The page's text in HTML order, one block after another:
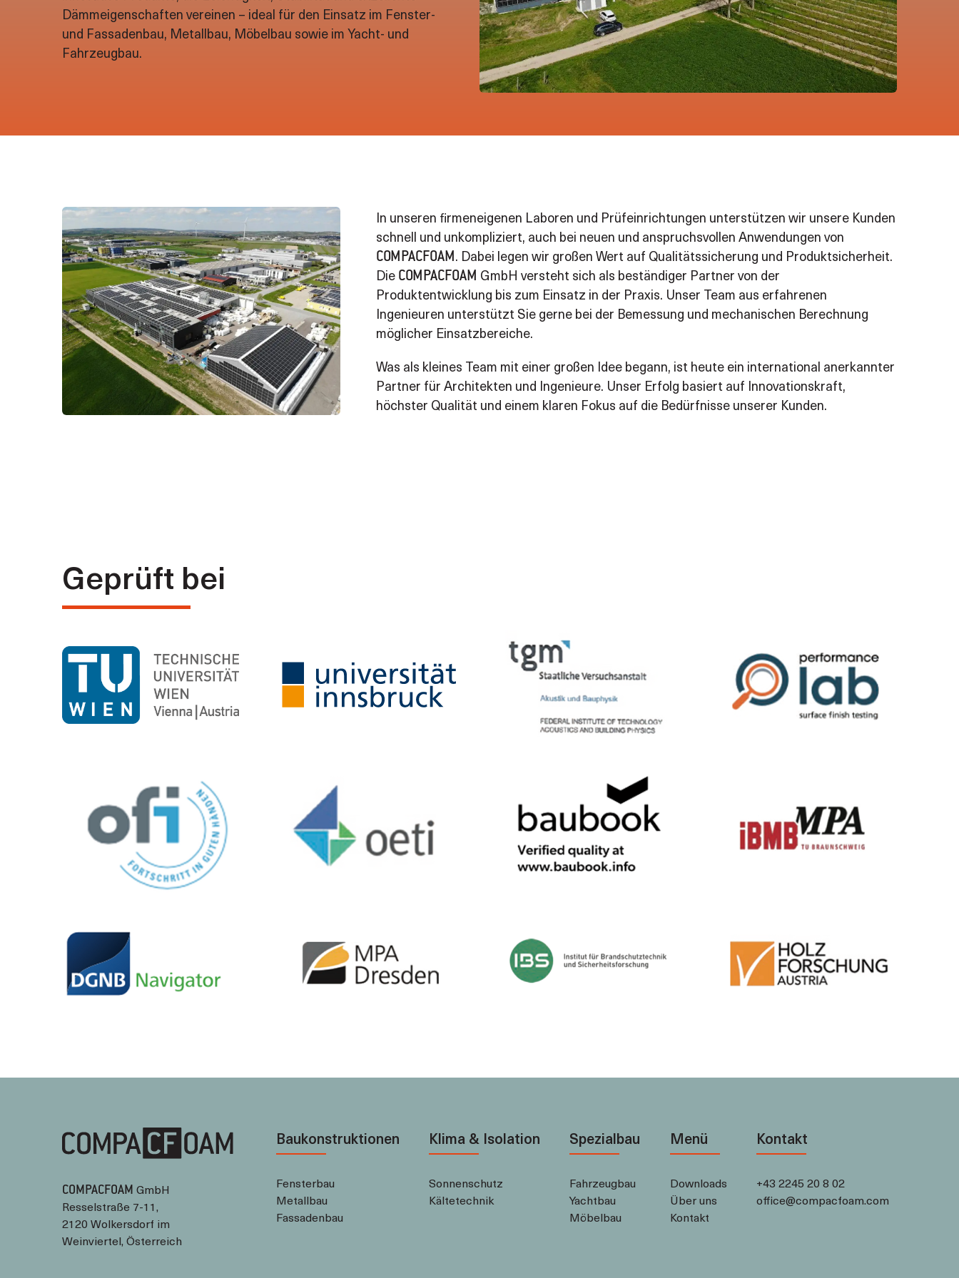
Möbelbau
Dämmeigenschaften vereinen – ideal für den Einsatz im Fenster-
und Fassadenbau, Metallbau, Möbelbau sowie im Yacht- und
Fahrzeugbau.
In unseren firmeneigenen Laboren und Prüfeinrichtungen unterstützen wir unsere Kunden
schnell und unkompliziert, auch bei neuen und anspruchsvollen Anwendungen von
COMPACFOAM. Dabei legen wir großen Wert auf Qualitätssicherung und Produktsicherheit.
Die COMPACFOAM GmbH versteht sich als beständiger Partner von der
Produktentwicklung bis zum Einsatz in der Praxis. Unser Team aus erfahrenen
Ingenieuren unterstützt Sie gerne bei der Bemessung und mechanischen Berechnung
möglicher Einsatzbereiche.
Was als kleines Team mit einer großen Idee begann, ist heute ein international anerkannter
Partner für Architekten und Ingenieure. Unser Erfolg basiert auf Innovationskraft,
höchster Qualität und einem klaren Fokus auf die Bedürfnisse unserer Kunden.
Geprüft bei
COMPACFOAM GmbH
Resselstraße 7-11,
2120 Wolkersdorf im
Weinviertel, Österreich
Baukonstruktionen
Fensterbau
Metallbau
Fassadenbau
Klima & Isolation
Sonnenschutz
Kältetechnik
Spezialbau
Fahrzeugbau
Yachtbau
Möbelbau
Menü
Downloads
Über uns
Kontakt
Kontakt
+43 2245 20 8 02
office@compacfoam.com